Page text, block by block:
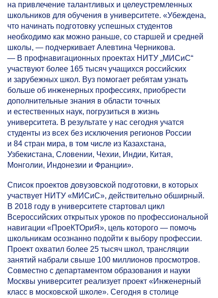
на привлечение талантливых и целеустремленных
школьников для обучения в университете. «Убеждена,
что начинать подготовку успешных студентов
необходимо как можно раньше, со старшей и средней
школы, — подчеркивает Алевтина Черникова.
— В профнавигационных проектах НИТУ „МИСиС“
участвуют более 165 тысяч учащихся российских
и зарубежных школ. Вуз помогает ребятам узнать
больше об инженерных профессиях, приобрести
дополнительные знания в области точных
и естественных наук, погрузиться в жизнь
университета. В результате у нас сегодня учатся
студенты из всех без исключения регионов России
и 84 стран мира, в том числе из Казахстана,
Узбекистана, Словении, Чехии, Индии, Китая,
Монголии, Индонезии и Франции».
Список проектов довузовской подготовки, в которых
участвует НИТУ «МИСиС», действительно обширный.
В 2018 году в университете стартовал цикл
Всероссийских открытых уроков по профессиональной
навигации «ПроеКТОриЯ», цель которого — помочь
школьникам осознанно подойти к выбору профессии.
Проект охватил более 25 тысяч школ, трансляции
занятий набрали свыше 100 миллионов просмотров.
Совместно с департаментом образования и науки
Москвы университет реализует проект «Инженерный
класс в московской школе». Сегодня в столице